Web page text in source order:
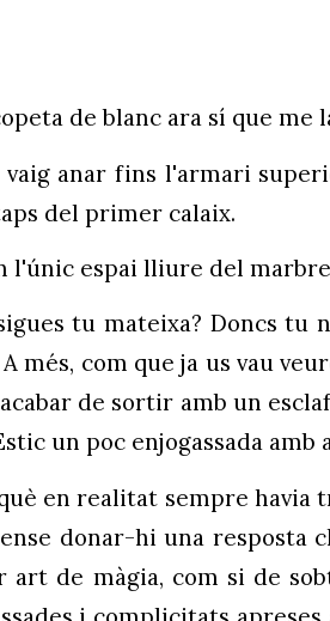
de blanc ara sí que
anar fins l'armari
del primer calaix.
l'únic espai lliure del
tu mateixa? Doncs
més, com que ja us vau
de sortir amb un
un poc enjogassada amb
en realitat sempre havia
donar-hi una resposta
de màgia, com si de